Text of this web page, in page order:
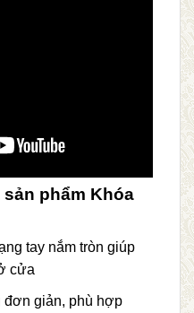
phẩm Khóa
tay nắm tròn giúp
cửa
đơn giản, phù hợp